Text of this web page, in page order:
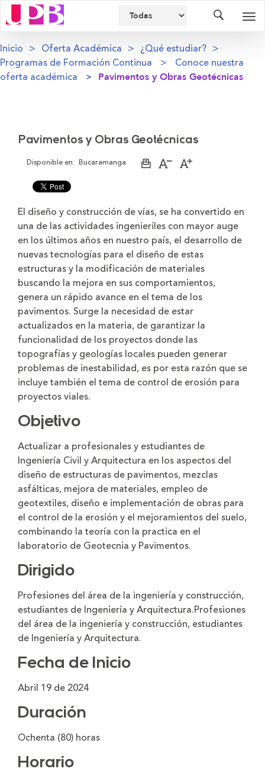
Inicio Oferta Académica
¿Qué estudiar?
Programas de Formación Continua
Conoce nuestra
oferta académica
Pavimentos y Obras Geotécnicas
Pavimentos y Obras Geotécnicas
Disponible en: Bucaramanga
ImprimirAumentar
letra
Disminuir
letra
El diseño y construcción de vías, se ha convertido en
una de las actividades ingenieriles con mayor auge
en los últimos años en nuestro país, el desarrollo de
nuevas tecnologías para el diseño de estas
estructuras y la modificación de materiales
buscando la mejora en sus comportamientos,
genera un rápido avance en el tema de los
pavimentos. Surge la necesidad de estar
actualizados en la materia, de garantizar la
funcionalidad de los proyectos donde las
topografías y geologías locales pueden generar
problemas de inestabilidad, es por esta razón que se
incluye también el tema de control de erosión para
proyectos viales.
Objetivo
Actualizar a profesionales y estudiantes de
Ingeniería Civil y Arquitectura en los aspectos del
diseño de estructuras de pavimentos, mezclas
asfálticas, mejora de materiales, empleo de
geotextiles, diseño e implementación de obras para
el control de la erosión y el mejoramientos del suelo,
combinando la teoría con la practica en el
laboratorio de Geotecnia y Pavimentos.
Dirigido
Profesiones del área de la ingeniería y construcción,
estudiantes de Ingeniería y Arquitectura.Profesiones
del área de la ingeniería y construcción, estudiantes
de Ingeniería y Arquitectura.
Fecha de Inicio
Abril 19 de 2024
Duración
Ochenta (80) horas
Horario